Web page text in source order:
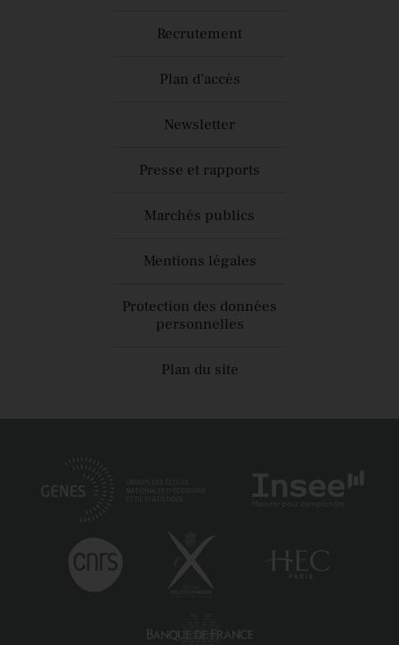
Recrutement
Plan d’accès
Newsletter
Presse et rapports
Marchés publics
Mentions légales
Protection des données
personnelles
Plan du site